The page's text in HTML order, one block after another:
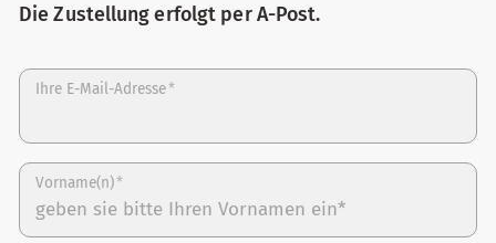
Die Zustellung erfolgt per A-Post.
Ihre E-Mail-Adresse*
Vorname(n)*